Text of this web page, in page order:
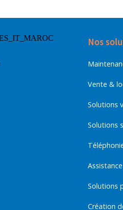
Nos
Vente &
Solutions
Solutions
Solutions
Création